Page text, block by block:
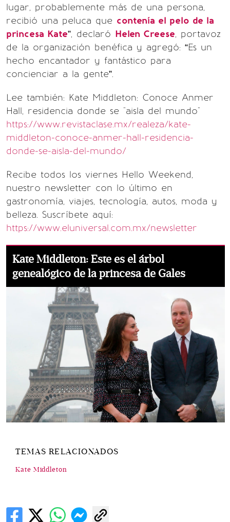
lugar, probablemente más de una persona,
recibió una peluca que contenía el pelo de la
princesa Kate”, declaró Helen Creese, portavoz
de la organización benéfica y agregó: “Es un
hecho encantador y fantástico para
concienciar a la gente”.
Lee también: Kate Middleton: Conoce Anmer
Hall, residencia donde se "aisla del mundo"
https://www.revistaclase.mx/realeza/kate-
middleton-conoce-anmer-hall-residencia-
donde-se-aisla-del-mundo/
Recibe todos los viernes Hello Weekend,
nuestro newsletter con lo último en
gastronomía, viajes, tecnología, autos, moda y
belleza. Suscríbete aquí:
https://www.eluniversal.com.mx/newsletter
Kate Middleton: Este es el árbol
genealógico de la princesa de Gales
TEMAS RELACIONADOS
Kate Middleton